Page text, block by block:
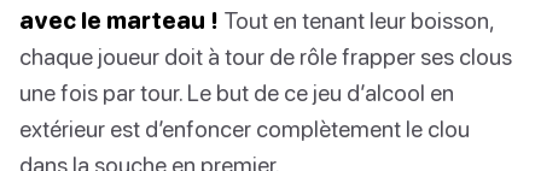
avec le marteau ! Tout en tenant leur boisson,
chaque joueur doit à tour de rôle frapper ses clous
une fois par tour. Le but de ce jeu d’alcool en
extérieur est d’enfoncer complètement le clou
dans la souche en premier.